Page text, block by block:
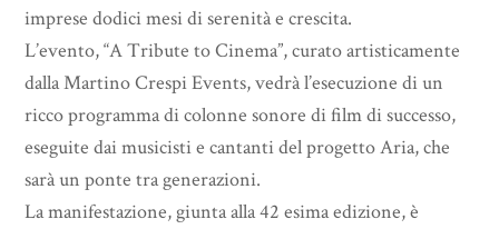
imprese dodici mesi di serenità e crescita.
L’evento, “A Tribute to Cinema”, curato artisticamente
dalla Martino Crespi Events, vedrà l’esecuzione di un
ricco programma di colonne sonore di film di successo,
eseguite dai musicisti e cantanti del progetto Aria, che
sarà un ponte tra generazioni.
La manifestazione, giunta alla 42 esima edizione, è